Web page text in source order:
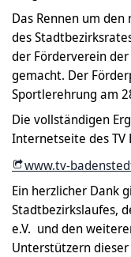
Das Rennen um
des
der Förderverein
gemacht. Der
Sportlerehrung am
Die vollständigen
Internetseite des TV
www.tv-
Ein herzlicher Dank
Stadtbezirkslaufes,
e.V. und den
Unterstützern